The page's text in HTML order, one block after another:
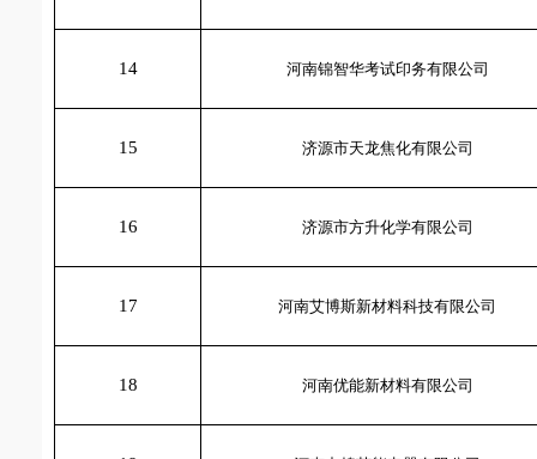
14 河南锦智华考试印务有限公司
15 济源市天龙焦化有限公司
16 济源市方升化学有限公司
17 河南艾博斯新材料科技有限公司
18 河南优能新材料有限公司